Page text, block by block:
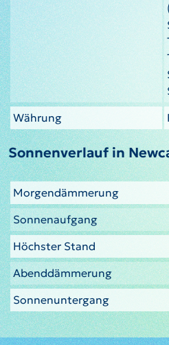
Währung
Sonnenverlauf in
Morgendämmerung
Sonnenaufgang
Höchster Stand
Abenddämmerung
Sonnenuntergang